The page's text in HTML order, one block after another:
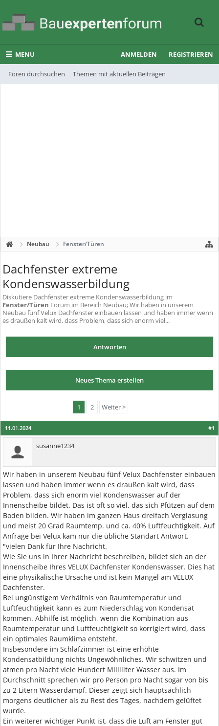
MENU
Foren durchsuchen Themen mit aktuellen Beiträgen
ANMELDEN REGISTRIEREN
Neubau Fenster/Türen
Dachfenster extreme
Kondenswasserbildung
Diskutiere Dachfenster extreme Kondenswasserbildung im
Fenster/Türen Forum im Bereich Neubau; Wir haben in unserem
Neubau fünf Velux Dachfenster einbauen lassen und haben immer wenn
es draußen kalt wird, dass Problem, dass sich enorm viel...
Antworten
Neues Thema erstellen
1 2 Weiter >
#1
11.01.2024
susanne1234
Wir haben in unserem Neubau fünf Velux Dachfenster einbauen
lassen und haben immer wenn es draußen kalt wird, dass
Problem, dass sich enorm viel Kondenswasser auf der
Innenscheibe bildet. Das ist oft so viel, das sich Pfützen auf dem
Boden bilden. Wir haben im ganzen Haus dreifach Verglasung
und meist 20 Grad Raumtemp. und ca. 40% Luftfeuchtigkeit. Auf
Anfrage bei Velux kam nur die übliche Standart Antwort.
"vielen Dank für Ihre Nachricht.
Wie Sie uns in Ihrer Nachricht beschreiben, bildet sich an der
Innenscheibe Ihres VELUX Dachfenster Kondenswasser. Dies hat
eine physikalische Ursache und ist kein Mangel am VELUX
Dachfenster.
Bei ungünstigem Verhältnis von Raumtemperatur und
Luftfeuchtigkeit kann es zum Niederschlag von Kondensat
kommen. Abhilfe ist möglich, wenn die Kombination aus
Raumtemperatur und Luftfeuchtigkeit so korrigiert wird, dass
ein optimales Raumklima entsteht.
Insbesondere im Schlafzimmer ist eine erhöhte
Kondensatbildung nichts Ungewöhnliches. Wir schwitzen und
atmen pro Nacht viele Hundert Milliliter Wasser aus. Im
Durchschnitt sprechen wir pro Person pro Nacht sogar von bis
zu 2 Litern Wasserdampf. Dieser zeigt sich hauptsächlich
morgens deutlicher als zu Rest des Tages, nachdem gelüftet
wurde.
Ein weiterer wichtiger Punkt ist, dass die Luft am Fenster gut